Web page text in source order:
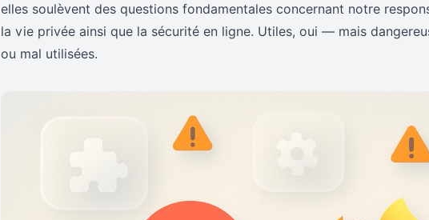
elles soulèvent des questions fondamentales concernant notre
la vie privée ainsi que la sécurité en ligne. Utiles, oui — mais
ou mal utilisées.